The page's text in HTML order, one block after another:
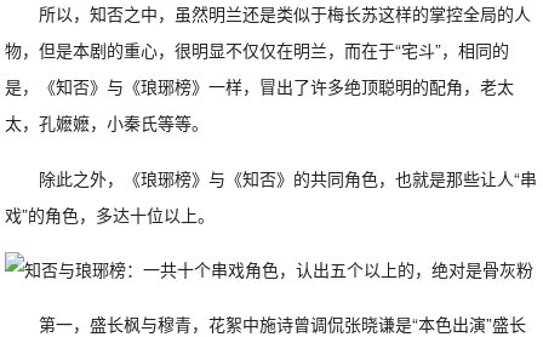
所以，知否之中，虽然明兰还是类似于梅长苏这样的掌控全局的人
物，但是本剧的重心，很明显不仅仅在明兰，而在于“宅斗”，相同的
是，《知否》与《琅琊榜》一样，冒出了许多绝顶聪明的配角，老太
太，孔嬷嬷，小秦氏等等。
除此之外，《琅琊榜》与《知否》的共同角色，也就是那些让人“串
戏”的角色，多达十位以上。
第一，盛长枫与穆青，花絮中施诗曾调侃张晓谦是“本色出演”盛长